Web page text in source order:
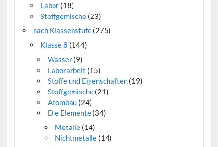
Labor(18)
Stoffgemische(23)
nach Klassenstufe(275)
Klasse 8 (144)
Wasser (9)
Laborarbeit (15)
Stoffe und Eigenschaften (19)
Stoffgemische (21)
Atombau (24)
Die Elemente (34)
Metalle (14)
Nichtmetalle (14)